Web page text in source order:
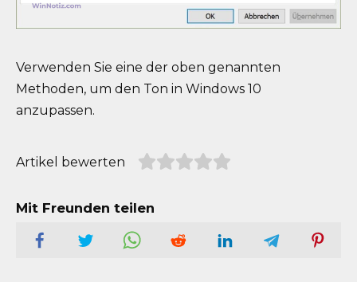
Verwenden Sie eine der oben genannten
Methoden, um den Ton in Windows 10
anzupassen.
Artikel bewerten
Mit Freunden teilen